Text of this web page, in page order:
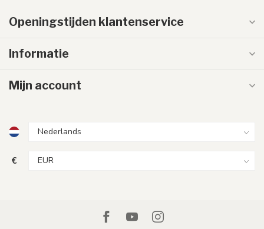
Openingstijden klantenservice
Informatie
Mijn account
€